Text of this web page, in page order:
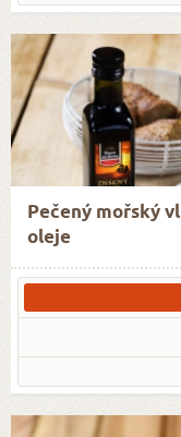
Pečený mořský
oleje